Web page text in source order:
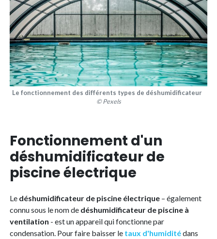
Le fonctionnement des différents types de déshumidificateur
© Pexels
Fonctionnement d'un
déshumidificateur de
piscine électrique
Le déshumidificateur de piscine électrique – également
connu sous le nom de déshumidificateur de piscine à
ventilation - est un appareil qui fonctionne par
condensation. Pour faire baisser le taux d'humiditédans